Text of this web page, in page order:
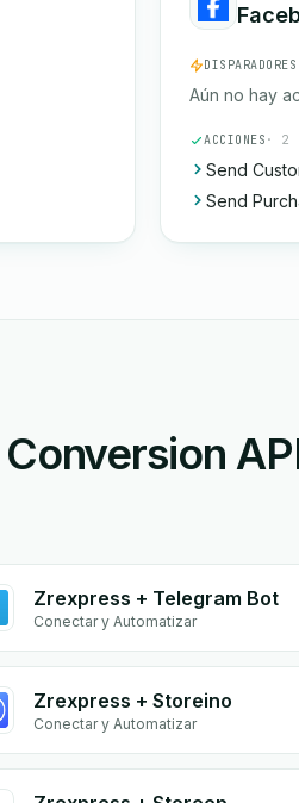
DISPARADORES
Aún no hay
ACCIONES · 2
Send
Send
Zrexpress + Telegram Bot
Conectar y Automatizar
Zrexpress + Storeino
Conectar y Automatizar